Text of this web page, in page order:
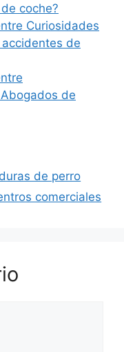
coche?
Curiosidades
de
de
de perro
comerciales